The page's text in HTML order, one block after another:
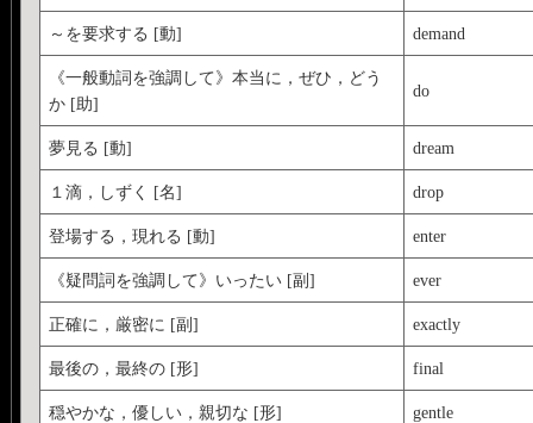
～を要求する [動] demand
《一般動詞を強調して》本当に，ぜひ，どう
か [助]
do
夢見る [動] dream
１滴，しずく [名] drop
登場する，現れる [動] enter
《疑問詞を強調して》いったい [副] ever
正確に，厳密に [副] exactly
最後の，最終の [形] final
穏やかな，優しい，親切な [形] gentle